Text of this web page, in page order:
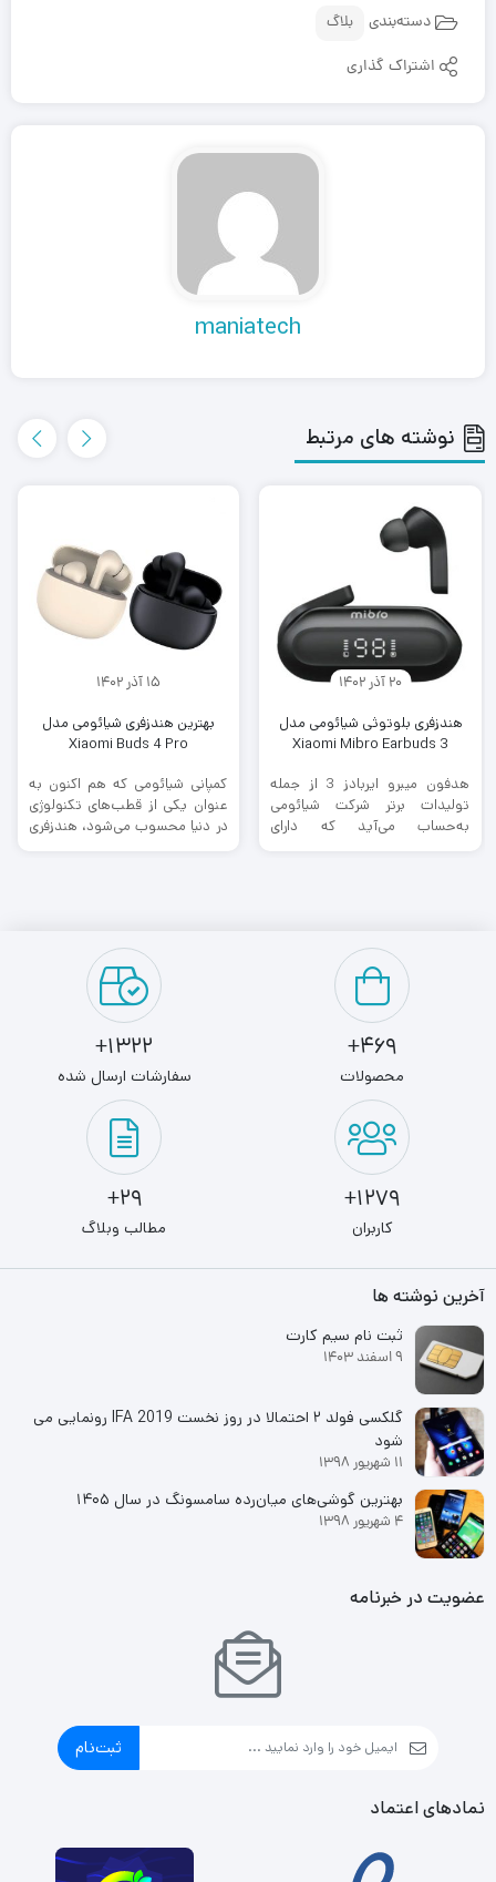
دسته‌بندی بلاگ
اشتراک گذاری
maniatech
نوشته های مرتبط
20 آذر 1402
هندزفری بلوتوثی شیائومی مدل
Xiaomi Mibro Earbuds 3
هدفون میبرو ایربادز 3 از جمله
تولیدات برتر شرکت شیائومی
به‌‌حساب می‌آید که دارای
15 آذر 1402
بهترین هندزفری شیائومی مدل
Xiaomi Buds 4 Pro
کمپانی شیائومی که هم اکنون به
عنوان یکی از قطب‌های تکنولوژی
در دنیا محسوب می‌شود، هندزفری
469+
محصولات
1322+
سفارشات ارسال شده
1279+
کاربران
29+
مطالب وبلاگ
آخرین نوشته ها
ثبت نام سیم کارت
9 اسفند 1403
گلکسی فولد ۲ احتمالا در روز نخست IFA 2019 رونمایی می
شود
11 شهریور 1398
بهترین گوشی‌های میان‌رده سامسونگ در سال ۱۴۰۵
4 شهریور 1398
عضویت در خبرنامه
ثبت‌نام
نمادهای اعتماد